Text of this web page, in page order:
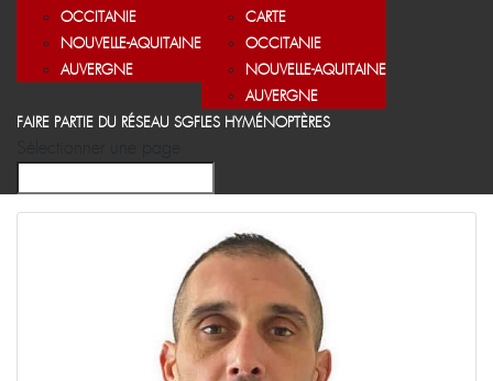
OCCITANIE
NOUVELLE-AQUITAINE
AUVERGNE
CARTE
OCCITANIE
NOUVELLE-AQUITAINE
AUVERGNE
FAIRE PARTIE DU RÉSEAU SGFLES HYMÉNOPTÈRES